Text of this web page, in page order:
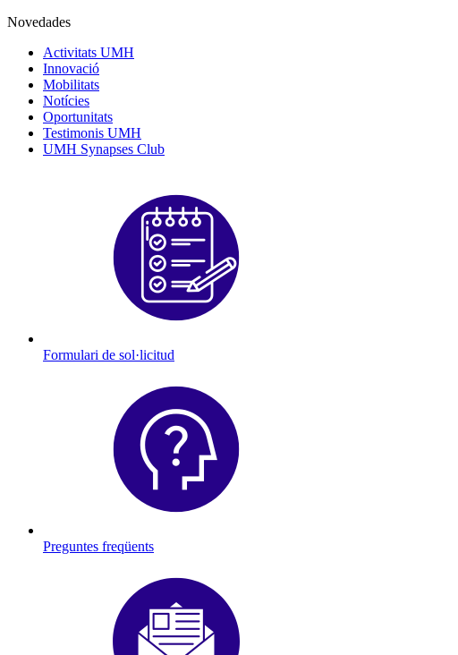
Novedades
Activitats UMH
Innovació
Mobilitats
Notícies
Oportunitats
Testimonis UMH
UMH Synapses Club
Formulari de sol·licitud
Preguntes freqüents